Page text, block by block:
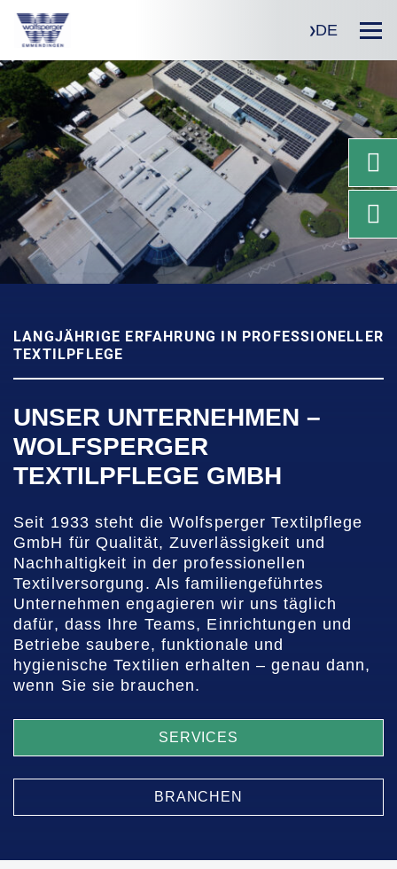
DE
LANGJÄHRIGE ERFAHRUNG IN PROFESSIONELLER
TEXTILPFLEGE
UNSER UNTERNEHMEN –
WOLFSPERGER
TEXTILPFLEGE GMBH
Seit 1933 steht die Wolfsperger Textilpflege
GmbH für Qualität, Zuverlässigkeit und
Nachhaltigkeit in der professionellen
Textilversorgung. Als familiengeführtes
Unternehmen engagieren wir uns täglich
dafür, dass Ihre Teams, Einrichtungen und
Betriebe saubere, funktionale und
hygienische Textilien erhalten – genau dann,
wenn Sie sie brauchen.
SERVICES
BRANCHEN